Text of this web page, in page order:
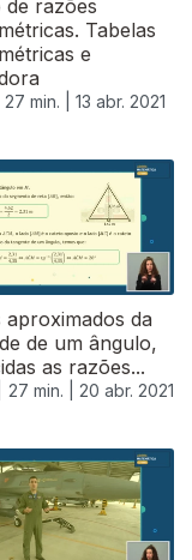
de razões
Tabelas
e
27 min. | 13 abr. 2021
aproximados da
de um ângulo,
as razões...
27 min. | 20 abr. 2021